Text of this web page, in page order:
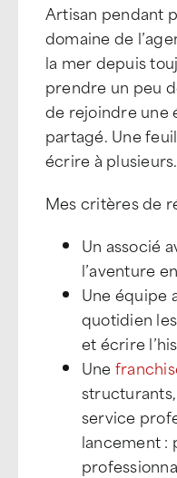
Artisan pendant
domaine de
la mer depuis
prendre un peu
de rejoindre une
partagé. Une
écrire à plusieurs.
Mes critères de
Un associé
l’aventure
Une équipe
quotidien
et écrire
Une
service
lancement :